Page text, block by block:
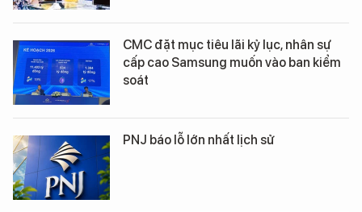
CMC đặt mục tiêu lãi kỷ lục, nhân sự
cấp cao Samsung muốn vào ban kiểm
soát
PNJ báo lỗ lớn nhất lịch sử